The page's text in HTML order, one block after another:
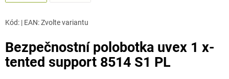
Bezpečnostní polobotka uvex 1 x-
tented support 8514 S1 PL
Kód: | EAN:Zvolte variantu